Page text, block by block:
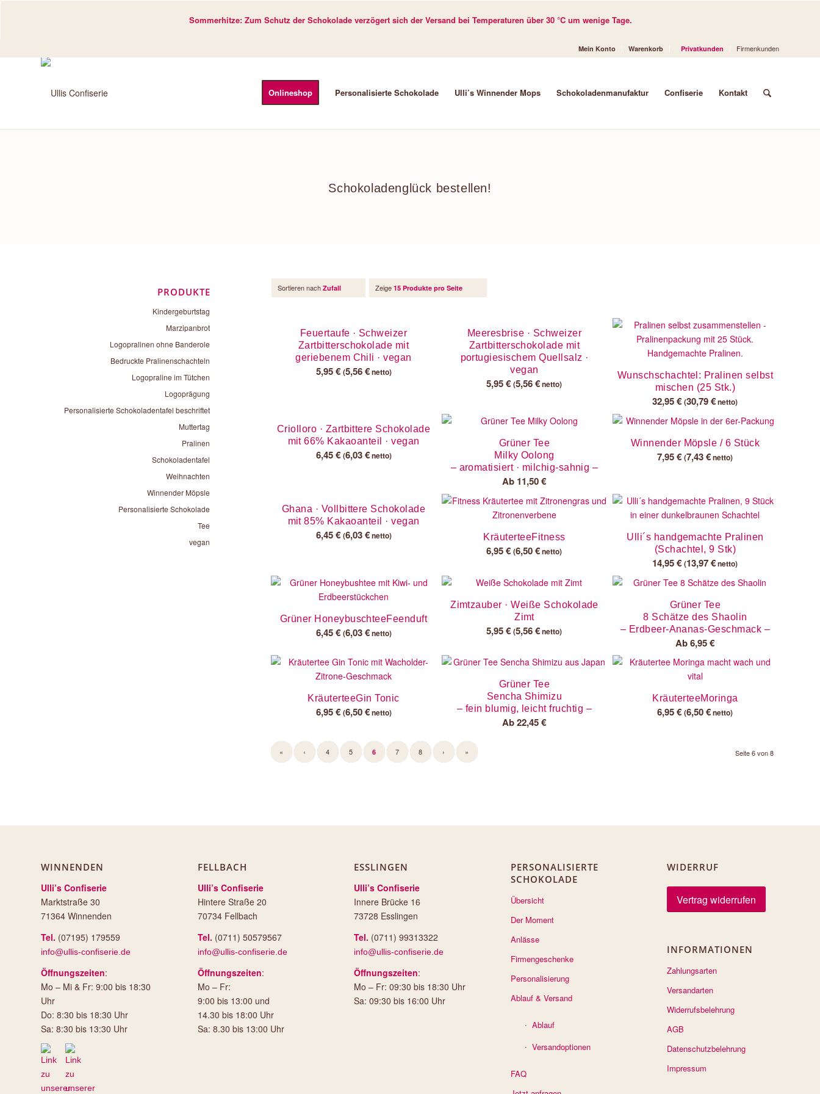
Sommerhitze: Zum Schutz der Schokolade verzögert sich der Versand bei Temperaturen über 30 °C um wenige Tage.
Mein Konto Warenkorb Privatkunden Firmenkunden
Onlineshop Personalisierte Schokolade Ulli’s Winnender Mops Schokoladenmanufaktur Confiserie Kontakt
Schokoladenglück bestellen!
Sortieren nach Zufall Zeige 15 Produkte pro Seite
Feuertaufe · Schweizer
Zartbitterschokolade mit
geriebenem Chili · vegan
5,95€ (5,56€netto)
Meeresbrise · Schweizer
Zartbitterschokolade mit
portugiesischem Quellsalz ·
vegan
5,95€ (5,56€netto)
Wunschschachtel: Pralinen selbst
mischen (25 Stk.)
32,95€ (30,79€netto)
Criolloro · Zartbittere Schokolade
mit 66% Kakaoanteil · vegan
6,45€ (6,03€netto)
Grüner Tee
Milky Oolong
– aromatisiert · milchig-sahnig –
Ab 11,50€
Winnender Möpsle / 6 Stück
7,95€ (7,43€netto)
Ghana · Vollbittere Schokolade
mit 85% Kakaoanteil · vegan
6,45€ (6,03€netto) KräuterteeFitness
6,95€ (6,50€netto)
Ulli´s handgemachte Pralinen
(Schachtel, 9 Stk)
14,95€ (13,97€netto)
Grüner HoneybuschteeFeenduft
6,45€ (6,03€netto)
Zimtzauber · Weiße Schokolade
Zimt
5,95€ (5,56€netto)
Grüner Tee
8 Schätze des Shaolin
– Erdbeer-Ananas-Geschmack –
Ab6,95€
KräuterteeGin Tonic
6,95€ (6,50€netto)
Grüner Tee
Sencha Shimizu
– fein blumig, leicht fruchtig –
Ab22,45€
KräuterteeMoringa
6,95€ (6,50€netto)
Seite 6 von 8
« ‹ 4 5 6 7 8 › »
PRODUKTE
Kindergeburtstag
Marzipanbrot
Logopralinen ohne Banderole
Bedruckte Pralinenschachteln
Logopraline im Tütchen
Logoprägung
Personalisierte Schokoladentafel beschriftet
Muttertag
Pralinen
Schokoladentafel
Weihnachten
Winnender Möpsle
Personalisierte Schokolade
Tee
vegan
WINNENDEN
Ulli’s Confiserie
Marktstraße 30
71364 Winnenden
Tel. (07195) 179559
info@ullis-confiserie.de
Öffnungszeiten:
Mo – Mi & Fr: 9:00 bis 18:30
Uhr
Do: 8:30 bis 18:30 Uhr
Sa: 8:30 bis 13:30 Uhr
FELLBACH
Ulli’s Confiserie
Hintere Straße 20
70734 Fellbach
Tel. (0711) 50579567
info@ullis-confiserie.de
Öffnungszeiten:
Mo – Fr:
9:00 bis 13:00 und
14.30 bis 18:00 Uhr
Sa: 8.30 bis 13:00 Uhr
ESSLINGEN
Ulli’s Confiserie
Innere Brücke 16
73728 Esslingen
Tel. (0711) 99313322
info@ullis-confiserie.de
Öffnungszeiten:
Mo – Fr: 09:30 bis 18:30 Uhr
Sa: 09:30 bis 16:00 Uhr
PERSONALISIERTE
SCHOKOLADE
Übersicht
Der Moment
Anlässe
Firmengeschenke
Personalisierung
Ablauf & Versand
Ablauf
Versandoptionen
FAQ
WIDERRUF
Vertrag widerrufen
INFORMATIONEN
Zahlungsarten
Versandarten
Widerrufsbelehrung
AGB
Datenschutzbelehrung
Impressum